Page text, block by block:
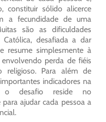
constituir sólido alicerce
a fecundidade de uma
são as dificuldades
desafiada a dar
resume simplesmente à
perda de fiéis
religioso. Para além de
indicadores na
o desafio reside no
ajudar cada pessoa a